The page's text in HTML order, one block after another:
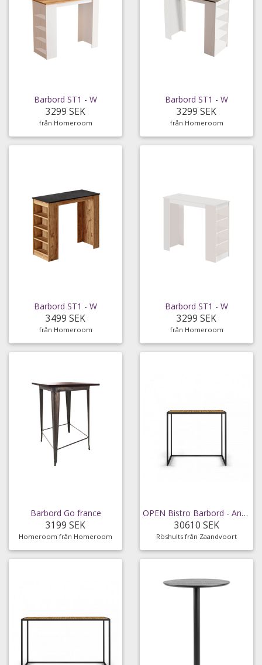
Barbord ST1 - W
3299 SEK
från Homeroom
Barbord ST1 - W
3299 SEK
från Homeroom
Barbord ST1 - W
3499 SEK
från Homeroom
Barbord ST1 - W
3299 SEK
från Homeroom
Barbord Go france
3199 SEK
Homeroom från Homeroom
OPEN Bistro Barbord - Antracit / Teak
30610 SEK
Röshults från Zaandvoort